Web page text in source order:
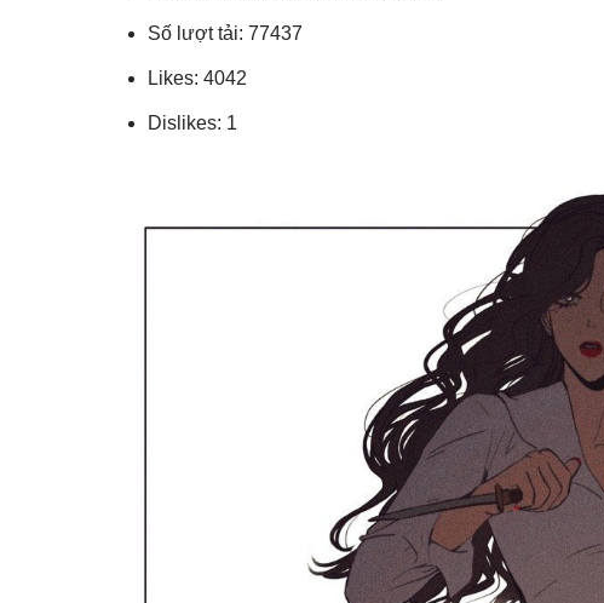
Số lượt tải: 77437
Likes: 4042
Dislikes: 1